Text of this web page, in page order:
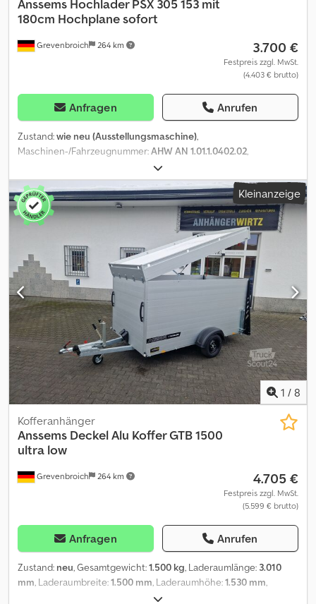
Grevenbroich 264 km
Anssems Hochlader PSX 305 153 mit
180cm Hochplane sofort
3.700 €
Festpreis zzgl. MwSt.
(4.403 € brutto)
Anfragen Anrufen
Zustand:wie neu (Ausstellungsmaschine),
Maschinen-/Fahrzeugnummer:AHW AN 1.01.1.0402.02,
, Laderaumlänge:
Laderaumbreite:1.530 mm, Laderaumhöhe:1.800 mm,
ANHÄNGERWIRTZ der Abholmarkt für Ihren neuen Anhänger
bietet starke Markenfabrikate! über 850 Neuanhänger auf
Lager über 130 gebrauchte Anhänger ständig im Angebot
unverbindliches Beispiel: Ausstellungstrailer mit montierter
Hochplane abholbereit solange Vorrat reicht ! Hochlader offene
Pritsche 305x153x30cm Alubordwände ringsum klappbar , V-
Deichsel gebremst Tandemachsen. 2500kg Gesamtmasse inkl.
Plane budget dunkel grau und Gestell 180cm lose zur
Selbstmontage..... Verkauf rund um die Uhr über unseren
Onlineshop auf Crjdpfx Abezl Hlzo Hof Verkauf telefonisch:
MO. - FR. 08.00 - 12.30 UHR & 14.00 - 18.00 UHR einfach und
schnell rund um die Uhr über unseren Onlineshop auf trailershop
de Inhalt und Bilder unterliegen dem Urheberrecht - Logos
Markenschutz 07/26 1.01.1.0402.02
Kleinanzeige
1 / 8
Grevenbroich 264 km
Kofferanhänger
Anssems Deckel Alu Koffer GTB 1500
ultra low
4.705 €
Festpreis zzgl. MwSt.
(5.599 € brutto)
Anfragen Anrufen
Zustand: neu, Gesamtgewicht:1.500 kg, Laderaumlänge: 3.010
mm , Laderaumbreite:1.500 mm , Laderaumhöhe:1.530 mm
, AKTION Deckel Anhänger viel Funktion in einem. für